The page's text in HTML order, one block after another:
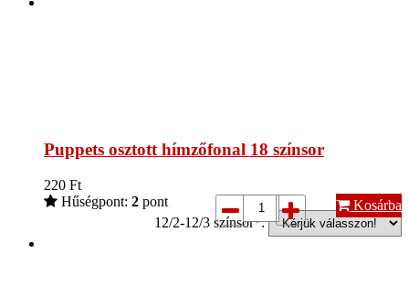
Puppets osztott hímzőfonal 18 színsor
220 Ft
Hűségpont: 2 pont
12/2-12/3 színsor*:
Kosárba